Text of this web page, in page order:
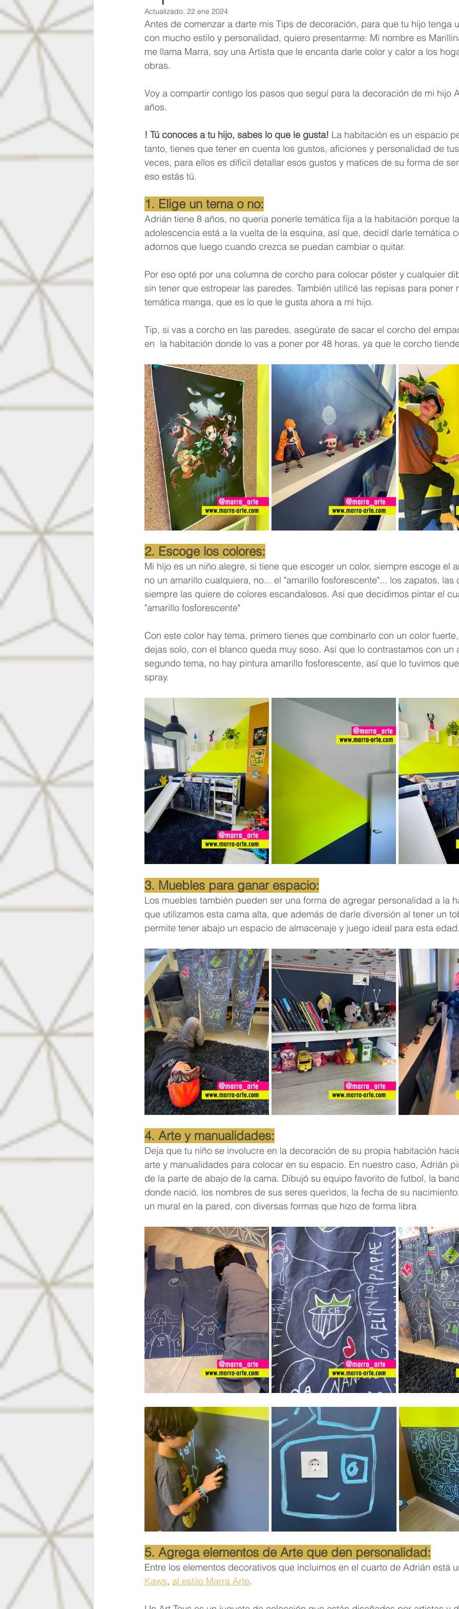
Actualizado: 22 ene 2024
Antes de comenzar a darte mis Tips de decoración, para que tu hijo tenga
con mucho estilo y personalidad, quiero presentarme: Mi nombre es
me llama Marra, soy una Artista que le encanta darle color y calor a los
obras.
Voy a compartir contigo los pasos que seguí para la decoración de mi hijo
años.
! Tú conoces a tu hijo, sabes lo que le gusta! La habitación es un espacio
tanto, tienes que tener en cuenta los gustos, aficiones y personalidad de
veces, para ellos es difícil detallar esos gustos y matices de su forma de
eso estás tú.
1. Elige un tema o no:
Adrián tiene 8 años, no quería ponerle temática fija a la habitación porque
adolescencia está a la vuelta de la esquina, así que, decidí darle temática
adornos que luego cuando crezca se puedan cambiar o quitar.
Por eso opté por una columna de corcho para colocar póster y cualquier
sin tener que estropear las paredes. También utilicé las repisas para
temática manga, que es lo que le gusta ahora a mi hijo.
Tip, si vas a corcho en las paredes, asegúrate de sacar el corcho del
en  la habitación donde lo vas a poner por 48 horas, ya que le corcho
2. Escoge los colores:
Mi hijo es un niño alegre, si tiene que escoger un color, siempre escoge el
no un amarillo cualquiera, no... el "amarillo fosforescente"... los zapatos,
siempre las quiere de colores escandalosos. Así que decidimos pintar el
"amarillo fosforescente"
Con este color hay tema, primero tienes que combinarlo con un color
dejas solo, con el blanco queda muy soso. Así que lo contrastamos con un
segundo tema, no hay pintura amarillo fosforescente, así que lo tuvimos
spray.
3. Muebles para ganar espacio:
Los muebles también pueden ser una forma de agregar personalidad a la
que utilizamos esta cama alta, que además de darle diversión al tener un
permite tener abajo un espacio de almacenaje y juego ideal para esta
4. Arte y manualidades:
Deja que tu niño se involucre en la decoración de su propia habitación
arte y manualidades para colocar en su espacio. En nuestro caso, Adrián
de la parte de abajo de la cama. Dibujó su equipo favorito de futbol, la
donde nació, los nombres de sus seres queridos, la fecha de su
un mural en la pared, con diversas formas que hizo de forma libra
5. Agrega elementos de Arte que den personalidad:
Entre los elementos decorativos que incluimos en el cuarto de Adrián está
Kaws, al estilo Marra Arte.